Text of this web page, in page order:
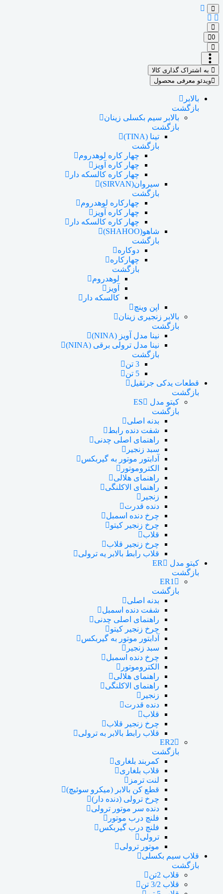
0
به اشتراک گذاری کالا
ویدئو معرفی محصول
بالابر
بازگشت
بالابر سیم بکسلی زینان
بازگشت
تینا (TINA)
بازگشت
چهار کاره لوهدروم
چهار کاره آویز
چهار کاره کالسکه دار
سیروان(SIRVAN)
بازگشت
چهارکاره لوهدروم
چهار کاره آویز
چهار کاره کالسکه دار
شاهو(SHAHOO)
بازگشت
دوکاره
چهارکاره
بازگشت
لوهدروم
آویز
کالسکه دار
اپن وینچ
بالابر زنجیری زینان
بازگشت
نینا مدل آویز (NINA)
نینا مدل ترولی برقی (NINA)
بازگشت
3 تن
5 تن
قطعات یدکی جرثقیل
بازگشت
کیتو مدل ES
بازگشت
بدنه اصلی
شفت دنده رابط
راهنمای اصلی چدنی
سبد زنجیر
آدابتور موتور به گیربکس
الکتروموتور
راهنمای هلالی
راهنمای الاکلنگی
زنجیر
دنده قدرت
چرخ دنده اسمبل
چرخ زنجیر کیتو
قلاب
چرخ زنجیر قلاب
قلاب رابط بالابر یه ترولی
کیتو مدل ER
بازگشت
ER1
بازگشت
بدنه اصلی
شفت دنده اسمبل
راهنمای اصلی چدنی
چرخ زنجیر کیتو
آدابتور موتور به گیربکس
سبد زنجیر
چرخ دنده اسمبل
الکتروموتور
راهنمای هلالی
راهنمای الاکلنگی
زنجیر
دنده قدرت
قلاب
چرخ زنجیر قلاب
قلاب رابط بالابر به ترولی
ER2
بازگشت
کمربند بلغاری
قلاب بلغاری
لنت ترمز
قطع کن بالابر (میکرو سوئیچ)
چرخ ترولی (دنده دار)
دنده سر موتور ترولی
فلنچ درب موتور
فلنچ درب گیربکس
ترولی
موتور ترولی
قلاب سیم بکسلی
بازگشت
قلاب 2تن
قلاب 3/2 تن